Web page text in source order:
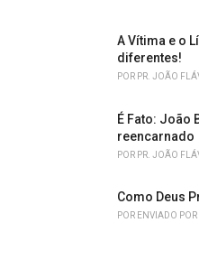
A Vítima e o
diferentes!
POR PR. JOÃO
É Fato: João
reencarnado
POR PR. JOÃO
Como Deus
POR ENVIADO